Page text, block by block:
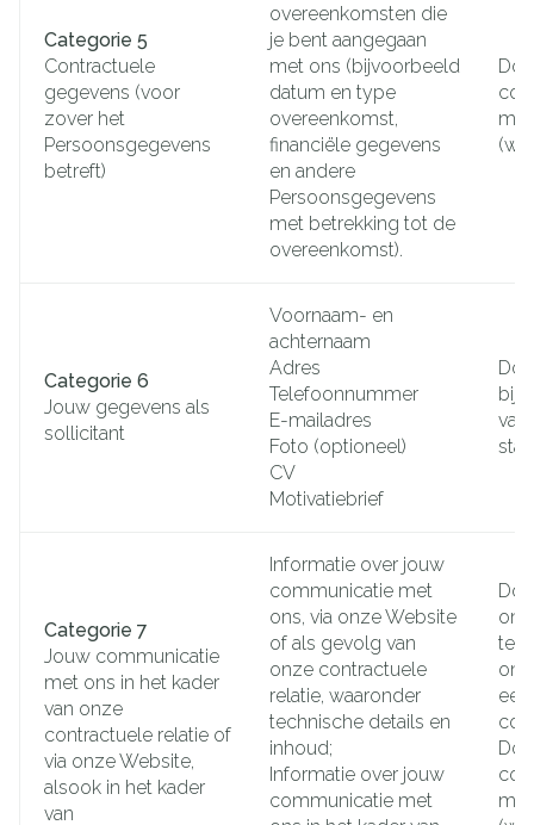
Categorie 5
Contractuele
gegevens (voor
zover het
Persoonsgegevens
betreft)
overeenkomsten die
je bent aangegaan
met ons (bijvoorbeeld
datum en type
overeenkomst,
financiële gegevens
en andere
Persoonsgegevens
met betrekking tot de
overeenkomst).
Categorie 6
Jouw gegevens als
sollicitant
Voornaam- en
achternaam
Adres
Telefoonnummer
E-mailadres
Foto (optioneel)
CV
Motivatiebrief
bij
Categorie 7
Jouw communicatie
met ons in het kader
van onze
contractuele relatie of
via onze Website,
alsook in het kader
van
Informatie over jouw
communicatie met
ons, via onze Website
of als gevolg van
onze contractuele
relatie, waaronder
technische details en
inhoud;
Informatie over jouw
communicatie met